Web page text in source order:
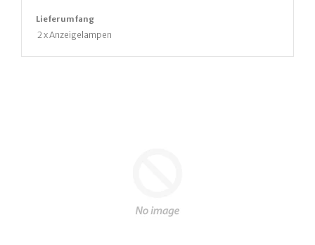
Lieferumfang
2x Anzeigelampen